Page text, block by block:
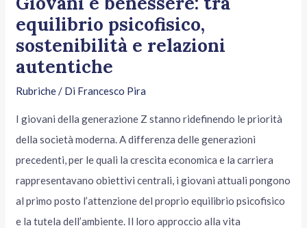
equilibrio psicofisico,
sostenibilità e relazioni
autentiche
Rubriche/ Di Francesco Pira
I giovani della generazione Z stanno ridefinendo le priorità
della società moderna. A differenza delle generazioni
precedenti, per le quali la crescita economica e la carriera
rappresentavano obiettivi centrali, i giovani attuali pongono
al primo posto l’attenzione del proprio equilibrio psicofisico
e la tutela dell’ambiente. Il loro approccio alla vita